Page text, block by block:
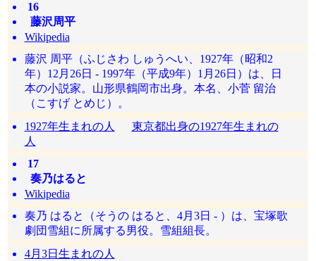
16
藤沢周平
Wikipedia
藤沢 周平（ふじさわ しゅうへい、1927年（昭和2
年）12月26日 - 1997年（平成9年）1月26日）は、日
本の小説家。山形県鶴岡市出身。本名、小菅 留治
（こすげ とめじ）。
1927年生まれの人
東京都出身の1927年生まれの
人
17
奏乃はると
Wikipedia
奏乃 はると（そうの はると、4月3日 - ）は、宝塚歌
劇団雪組に所属する男役。雪組組長。
4月3日生まれの人